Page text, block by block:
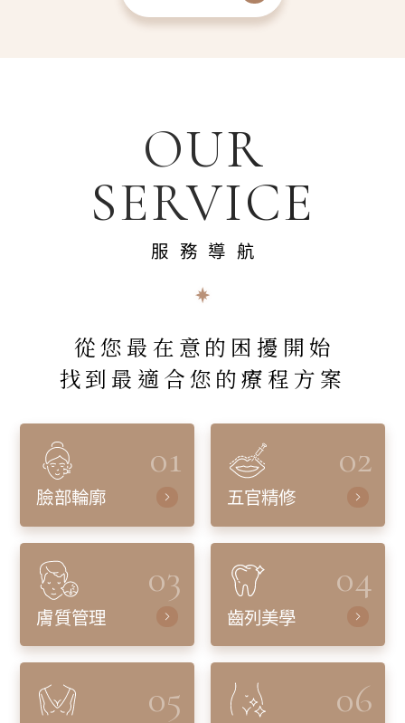
OUR
SERVICE
服務導航
從您最在意的困擾開始
找到最適合您的療程方案
01
臉部輪廓
02
五官精修
03
膚質管理
04
齒列美學
05 06